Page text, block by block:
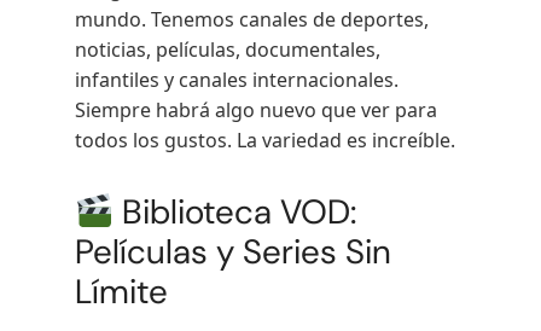
mundo. Tenemos canales de deportes,
noticias, películas, documentales,
infantiles y canales internacionales.
Siempre habrá algo nuevo que ver para
todos los gustos. La variedad es increíble.
Biblioteca VOD:
Películas y Series Sin
Límite